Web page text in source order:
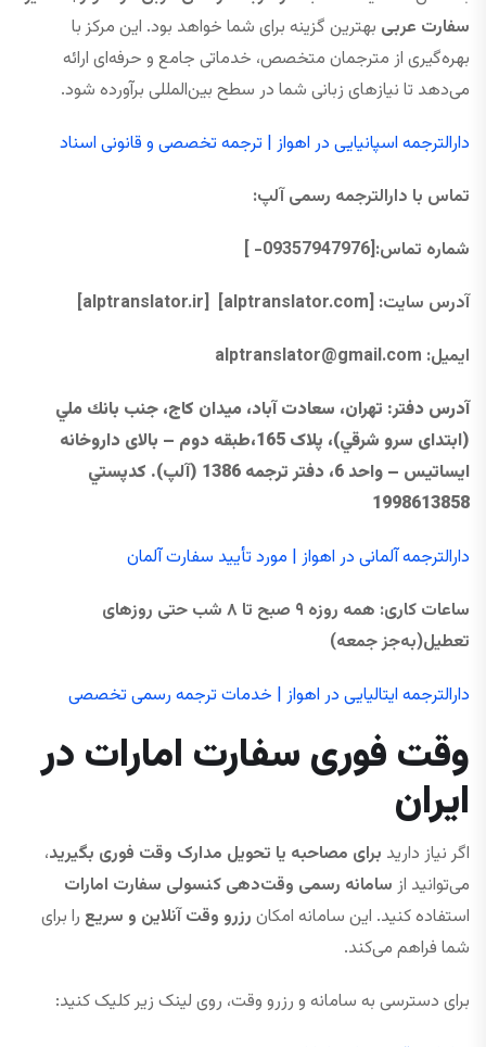
سفارت عربی بهترین گزینه برای شما خواهد بود. این مرکز با
بهره‌گیری از مترجمان متخصص، خدماتی جامع و حرفه‌ای ارائه
می‌دهد تا نیازهای زبانی شما در سطح بین‌المللی برآورده شود.
دارالترجمه اسپانیایی در اهواز | ترجمه تخصصی و قانونی اسناد
تماس با دارالترجمه رسمی آلپ:
شماره تماس:[09357947976- ]
آدرس سایت: [alptranslator.com]
[alptranslator.ir]
ایمیل:
alptranslator@gmail.com
آدرس دفتر: تهران، سعادت آباد، ميدان كاج، جنب بانك ملي
(ابتدای سرو شرقي)، پلاک 165،طبقه دوم – بالای داروخانه
ایساتیس – واحد 6، دفتر ترجمه 1386 (آلپ). كدپستي
1998613858
دارالترجمه آلمانی در اهواز | مورد تأیید سفارت آلمان
ساعات کاری: همه ‌روزه ۹ صبح تا ۸ شب حتی روزهای
تعطیل(به‌جز جمعه)
دارالترجمه ایتالیایی در اهواز | خدمات ترجمه رسمی تخصصی
وقت فوری سفارت امارات در
ایران
اگر نیاز دارید برای مصاحبه یا تحویل مدارک وقت فوری بگیرید،
می‌توانید از سامانه رسمی وقت‌دهی کنسولی سفارت امارات
استفاده کنید. این سامانه امکان رزرو وقت آنلاین و سریع را برای
شما فراهم می‌کند.
برای دسترسی به سامانه و رزرو وقت، روی لینک زیر کلیک کنید: